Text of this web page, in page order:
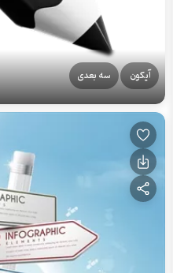
آیکون سه بعدی